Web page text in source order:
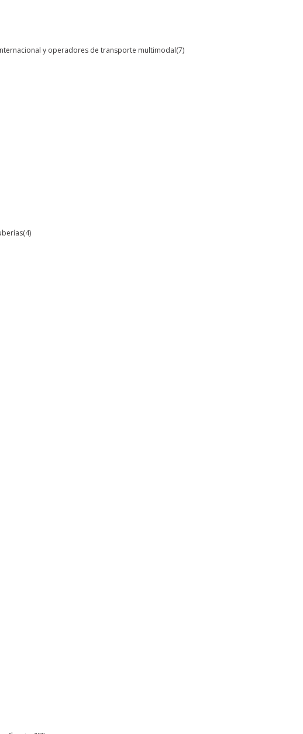
y operadores de transporte multimodal(7)
(4)